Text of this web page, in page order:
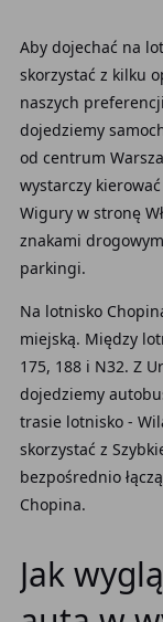
Aby dojechać na
skorzystać z kilku
naszych
dojedziemy
od centrum
wystarczy
Wigury w stronę
znakami
parkingi.
Na lotnisko
miejską. Między
175, 188 i N32. Z
dojedziemy
trasie lotnisko -
skorzystać z
bezpośrednio
Chopina.
Jak